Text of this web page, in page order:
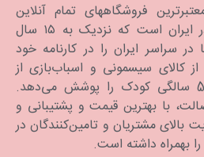
فروشگاههای تمام آنلاین
سیسمونی و اسباب‌بازی در ایران است که نزدیک به ۱۵ سال
سراسر ایران را در کارنامه خود
کالای سیسمونی و اسباب‌بازی از
دوره بارداری تا بالاتر از 5 سالگی کودک را پوشش می‌دهد.
با بهترین قیمت و پشتیبانی و
مشتریان و تامین‌کنندگان در
بهمراه داشته است.